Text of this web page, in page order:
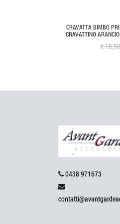
CRAVATTA BIMBO
CRAVATTINO
€ 15,50
0438 971673